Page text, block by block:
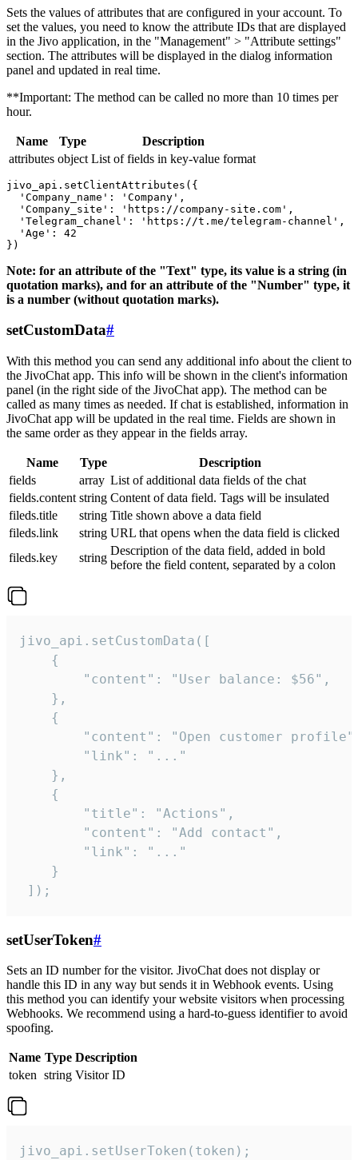
Sets the values ​​of attributes that are configured in your account. To
set the values, you need to know the attribute IDs that are displayed
in the Jivo application, in the "Management" > "Attribute settings"
section. The attributes will be displayed in the dialog information
panel and updated in real time.
**Important: The method can be called no more than 10 times per
hour.
Name Type
Description
attributes object List of fields in key-value format
jivo_api.setClientAttributes({
  'Company_name': 'Company',
  'Company_site': 'https://company-site.com',
  'Telegram_chanel': 'https://t.me/telegram-channel',
  'Age': 42
Note: for an attribute of the "Text" type, its value is a string (in
quotation marks), and for an attribute of the "Number" type, it
is a number (without quotation marks).
setCustomData#
With this method you can send any additional info about the client to
the JivoChat app. This info will be shown in the client's information
panel (in the right side of the JivoChat app). The method can be
called as many times as needed. If chat is established, information in
JivoChat app will be updated in the real time. Fields are shown in
the same order as they appear in the fields array.
Name Type
Description
fields
array List of additional data fields of the chat
fields.content string Content of data field. Tags will be insulated
fileds.title
string Title shown above a data field
fileds.link
string URL that opens when the data field is clicked
fileds.key
string
Description of the data field, added in bold
before the field content, separated by a colon
jivo_api.setCustomData([
    {
        "content": "User balance: $56",
    },
    {
"content": "Open customer
        "link": "..."
    },
    {
        "title": "Actions",
        "content": "Add contact",
        "link": "..."
    }
]);
setUserToken#
Sets an ID number for the visitor. JivoChat does not display or
handle this ID in any way but sends it in Webhook events. Using
this method you can identify your website visitors when processing
Webhooks. We recommend using a hard-to-guess identifier to avoid
spoofing.
Name Type Description
token string Visitor ID
jivo_api.setUserToken(token);